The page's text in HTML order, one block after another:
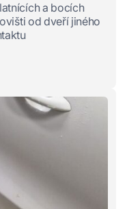
a bocích
od dveří jiného